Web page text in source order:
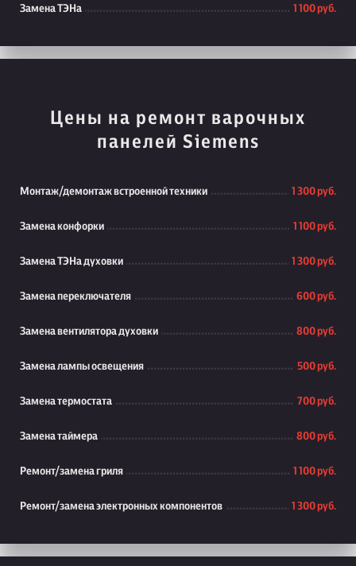
Замена ТЭНа 1 100 руб.
Цены на ремонт варочных
панелей Siemens
Монтаж/демонтаж встроенной техники 1 300 руб.
Замена конфорки 1 100 руб.
Замена ТЭНа духовки 1 300 руб.
Замена переключателя 600 руб.
Замена вентилятора духовки 800 руб.
Замена лампы освещения 500 руб.
Замена термостата 700 руб.
Замена таймера 800 руб.
Ремонт/замена гриля 1 100 руб.
Ремонт/замена электронных компонентов 1 300 руб.